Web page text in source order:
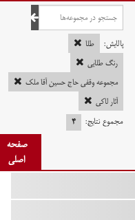
صفحه اصلی
پالایش:
طلا
رنگ طلایی
مجموعه وقفی حاج حسین آقا ملک
آثار لاکی
مجموع نتایج:
۴
صفحه
اصلی